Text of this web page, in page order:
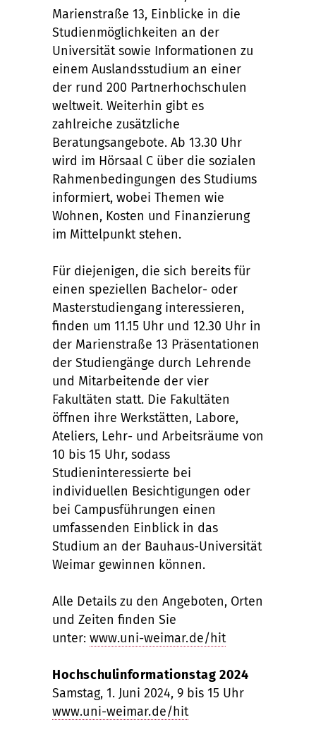
Marienstraße 13, Einblicke in die
Studienmöglichkeiten an der
Universität sowie Informationen zu
einem Auslandsstudium an einer
der rund 200 Partnerhochschulen
weltweit. Weiterhin gibt es
zahlreiche zusätzliche
Beratungsangebote. Ab 13.30 Uhr
wird im Hörsaal C über die sozialen
Rahmenbedingungen des Studiums
informiert, wobei Themen wie
Wohnen, Kosten und Finanzierung
im Mittelpunkt stehen.
Für diejenigen, die sich bereits für
einen speziellen Bachelor- oder
Masterstudiengang interessieren,
finden um 11.15 Uhr und 12.30 Uhr in
der Marienstraße 13 Präsentationen
der Studiengänge durch Lehrende
und Mitarbeitende der vier
Fakultäten statt. Die Fakultäten
öffnen ihre Werkstätten, Labore,
Ateliers, Lehr- und Arbeitsräume von
10 bis 15 Uhr, sodass
Studieninteressierte bei
individuellen Besichtigungen oder
bei Campusführungen einen
umfassenden Einblick in das
Studium an der Bauhaus-Universität
Weimar gewinnen können.
Alle Details zu den Angeboten, Orten
und Zeiten finden Sie
unter: www.uni-weimar.de/hit
Hochschulinformationstag 2024
Samstag, 1. Juni 2024, 9 bis 15 Uhr
www.uni-weimar.de/hit